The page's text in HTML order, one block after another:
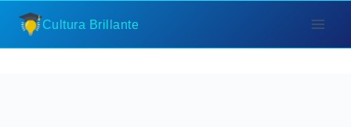
Saltar
contenido
Cultura Brillante